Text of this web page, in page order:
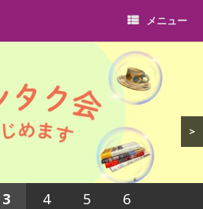
メニュー
>
3 4 5 6